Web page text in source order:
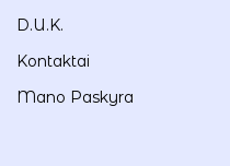
D.U.K.
Kontaktai
Mano Paskyra